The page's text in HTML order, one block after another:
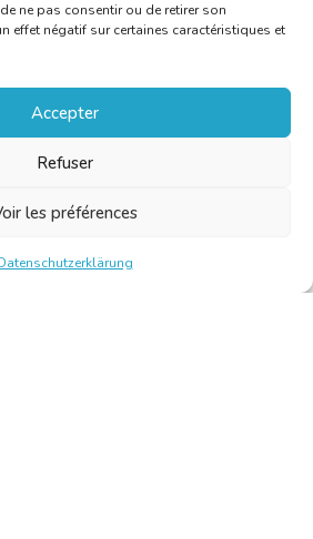
ne pas consentir ou de retirer son
effet négatif sur certaines caractéristiques et
Accepter
Refuser
les préférences